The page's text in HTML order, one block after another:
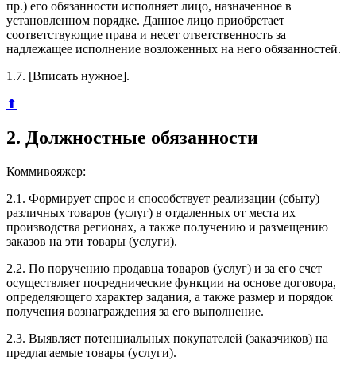
пр.) его обязанности исполняет лицо, назначенное в
установленном порядке. Данное лицо приобретает
соответствующие права и несет ответственность за
надлежащее исполнение возложенных на него обязанностей.
1.7. [Вписать нужное].
⬆
2. Должностные обязанности
Коммивояжер:
2.1. Формирует спрос и способствует реализации (сбыту)
различных товаров (услуг) в отдаленных от места их
производства регионах, а также получению и размещению
заказов на эти товары (услуги).
2.2. По поручению продавца товаров (услуг) и за его счет
осуществляет посреднические функции на основе договора,
определяющего характер задания, а также размер и порядок
получения вознаграждения за его выполнение.
2.3. Выявляет потенциальных покупателей (заказчиков) на
предлагаемые товары (услуги).